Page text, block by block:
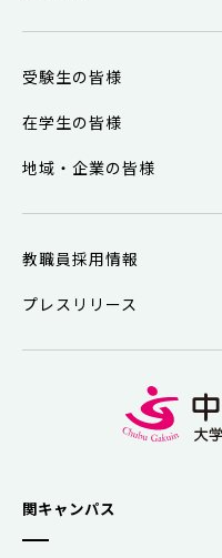
関キャンパス
受験生の皆様
在学生の皆様
地域・企業の皆様
教職員採用情報
プレスリリース